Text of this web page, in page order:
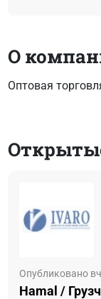
О
Оптовая
Опубликовано
Hamal /